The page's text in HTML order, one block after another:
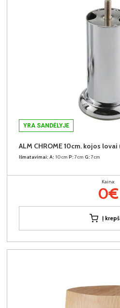
YRA SANDĖLYJE
ALM CHROME 10cm. kojos
Išmatavimai: A: 10cm P: 7cm G: 7cm
Kaina:
0€
Į